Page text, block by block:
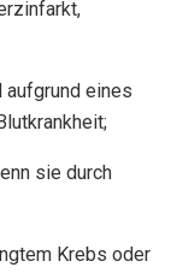
eines
sie durch
Krebs oder